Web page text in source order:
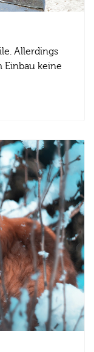
Allerdings
Einbau keine